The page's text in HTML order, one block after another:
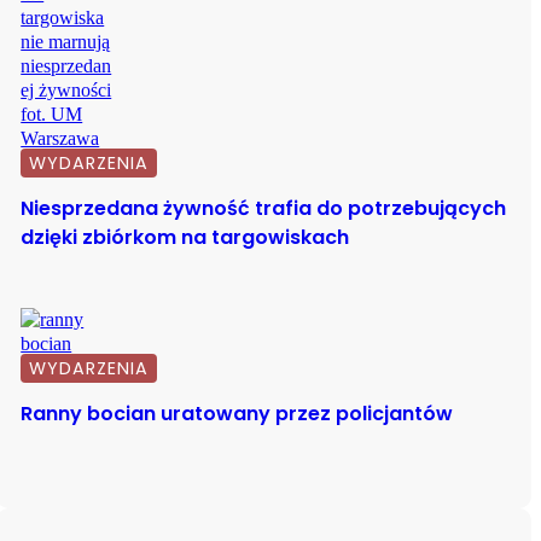
WYDARZENIA
Niesprzedana żywność trafia do potrzebujących
dzięki zbiórkom na targowiskach
WYDARZENIA
Ranny bocian uratowany przez policjantów